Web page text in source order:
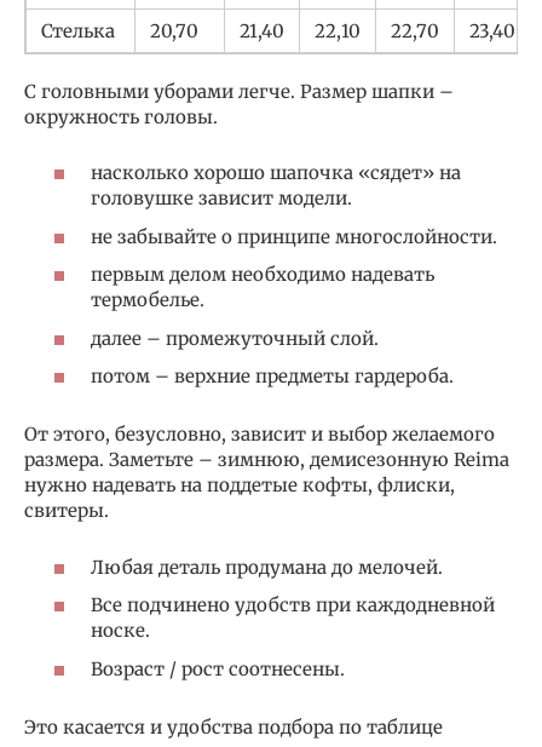
Стелька 20,70 21,40 22,10 22,70 23,40
С головными уборами легче. Размер шапки –
окружность головы.
насколько хорошо шапочка «сядет» на
головушке зависит модели.
не забывайте о принципе многослойности.
первым делом необходимо надевать
термобелье.
далее – промежуточный слой.
потом – верхние предметы гардероба.
От этого, безусловно, зависит и выбор желаемого
размера. Заметьте – зимнюю, демисезонную Reima
нужно надевать на поддетые кофты, флиски,
свитеры.
Любая деталь продумана до мелочей.
Все подчинено удобств при каждодневной
носке.
Возраст / рост соотнесены.
Это касается и удобства подбора по таблице